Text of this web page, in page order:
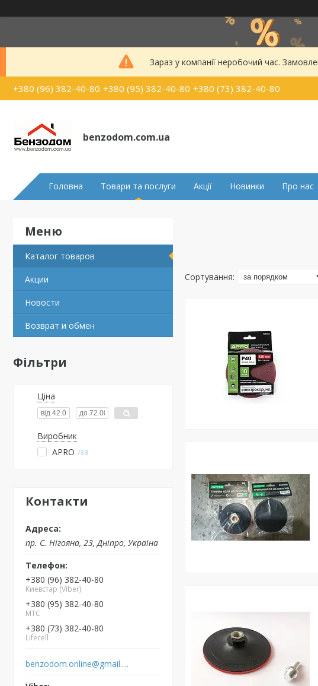
Зараз у компанії неробочий час.
+380 (96) 382-40-80 +380 (95) 382-40-80 +380 (73) 382-40-80
benzodom.com.ua
Головна Товари та послуги Акції Новинки Про нас
Каталог товаров
Акции
Новости
Возврат и обмен
Фільтри
Ціна
Виробник
APRO 33
Контакти
пр. С. Нігояна, 23, Дніпро, Україна
+380 (96) 382-40-80
Киевстар (Viber)
+380 (95) 382-40-80
MTC
+380 (73) 382-40-80
Lifecell
benzodom.online@gmail.com